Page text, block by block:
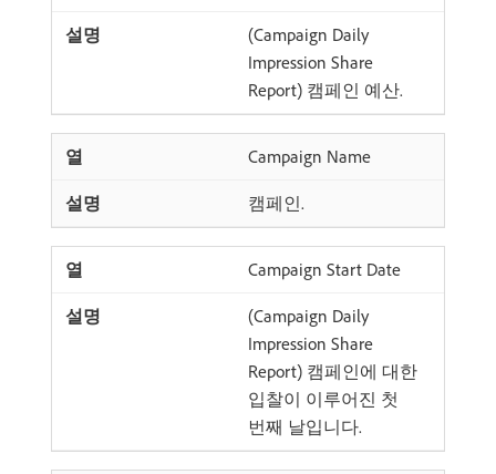
(Campaign Daily
Impression Share
Report) 캠페인 예산.
Campaign Name
캠페인.
Campaign Start Date
(Campaign Daily
Impression Share
Report) 캠페인에 대한
입찰이 이루어진 첫
번째 날입니다.